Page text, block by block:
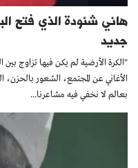
هاني شنودة الذي فتح
جديد
"الكرة الأرضية لم يكن فيها تزاوج
الأغاني عن المجتمع، الشعور
بعالم لا نخفي فيه مشاعرنا...